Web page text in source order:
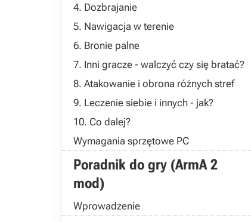
4. Dozbrajanie
5. Nawigacja w terenie
6. Bronie palne
7. Inni gracze - walczyć czy się bratać?
8. Atakowanie i obrona różnych stref
9. Leczenie siebie i innych - jak?
10. Co dalej?
Wymagania sprzętowe PC
Poradnik do gry (ArmA 2
mod)
Wprowadzenie